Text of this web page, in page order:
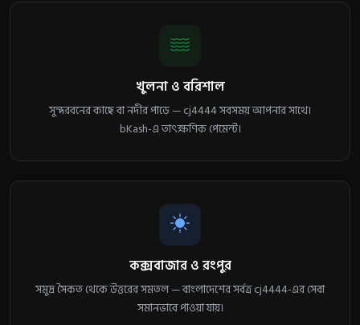
খুলনা ও বরিশাল
সুন্দরবনের কাছে বা নদীর পাড়ে — cj4444 সবসময় আপনার সাথে।
bKash-এ তাৎক্ষণিক পেমেন্ট।
কক্সবাজার ও রংপুর
সমুদ্র সৈকত থেকে উত্তরের সমতল — বাংলাদেশের সর্বত্র cj4444-এর সেবা
সমানভাবে পাওয়া যায়।